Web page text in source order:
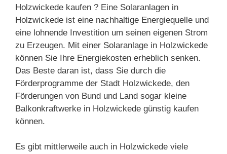
Holzwickede kaufen ? Eine Solaranlagen in
Holzwickede ist eine nachhaltige Energiequelle und
eine lohnende Investition um seinen eigenen Strom
zu Erzeugen. Mit einer Solaranlage in Holzwickede
können Sie Ihre Energiekosten erheblich senken.
Das Beste daran ist, dass Sie durch die
Förderprogramme der Stadt Holzwickede, den
Förderungen von Bund und Land sogar kleine
Balkonkraftwerke in Holzwickede günstig kaufen
können.
Es gibt mittlerweile auch in Holzwickede viele